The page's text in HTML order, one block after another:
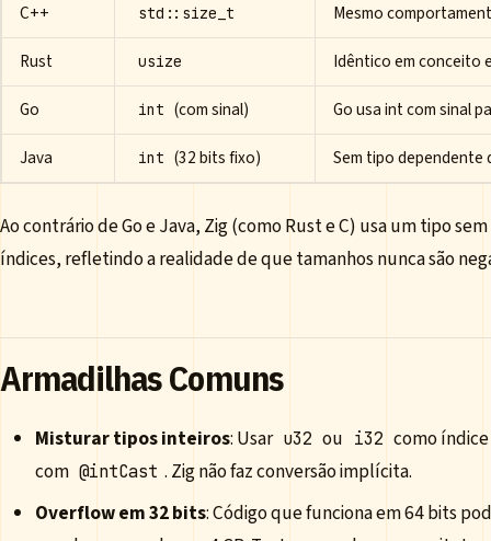
C++
std::size_t
Mesmo
Rust
usize
Idêntico em conceito
Go
int (com sinal)
Go usa int com sinal
Java
int (32 bits fixo) Sem tipo dependente
Ao contrário de Go e Java, Zig (como Rust e C) usa um tipo
índices, refletindo a realidade de que tamanhos nunca são
Armadilhas Comuns
Misturar tipos inteiros: Usar u32 ou i32 como
com @intCast . Zig não faz conversão implícita.
Overflow em 32 bits: Código que funciona em 64 bits